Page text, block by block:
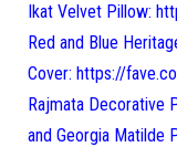
Ikat Velvet Pillow:
Red and Blue
Cover: https://
Rajmata Decorative
and Georgia Matilde